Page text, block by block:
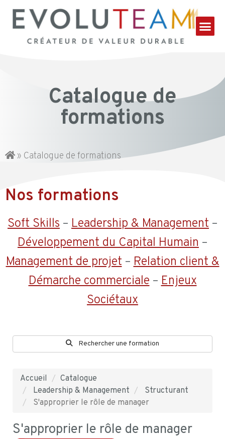
Catalogue de
formations
» Catalogue de formations
Nos formations
Soft Skills – Leadership & Management –
Développement du Capital Humain –
Management de projet–Relation client &
Démarche commerciale–Enjeux
Sociétaux
Rechercher une formation
Accueil
Catalogue
Leadership & Management
Structurant
S'approprier le rôle de manager
S'approprier le rôle de manager